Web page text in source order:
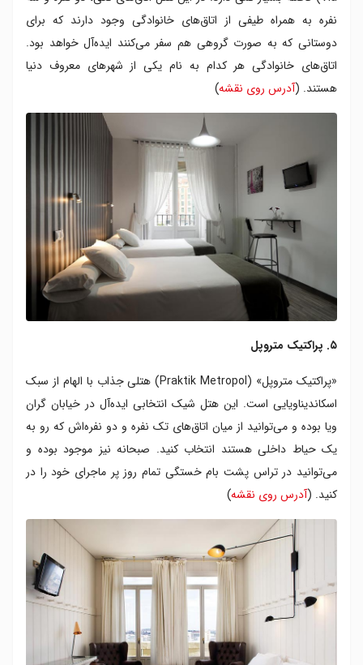
نفره به همراه طیفی از اتاق‌های خانوادگی وجود دارند که برای
دوستانی که به صورت گروهی هم سفر می‌کنند ایده‌آل خواهد بود.
اتاق‌های خانوادگی هر کدام به نام یکی از شهرهای معروف دنیا
هستند. (آدرس روی نقشه)
۵. پراکتیک متروپل
«پراکتیک متروپل» (Praktik Metropol) هتلی جذاب با الهام از سبک
اسکاندیناویایی است. این هتل شیک انتخابی ایده‌آل در خیابان گران
ویا بوده و می‌توانید از میان اتاق‌های تک نفره و دو نفره‌اش که رو به
یک حیاط داخلی هستند انتخاب کنید. صبحانه نیز موجود بوده و
می‌توانید در تراس پشت بام خستگی تمام روز پر ماجرای خود را در
کنید. (آدرس روی نقشه)